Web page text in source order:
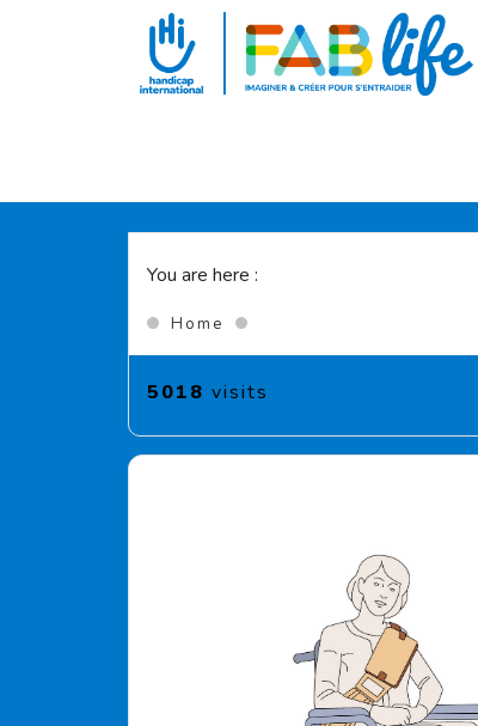
Aller au contenu principal
You are here :
Home
5018 visits